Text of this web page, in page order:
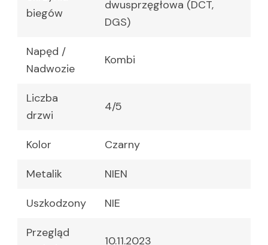
biegów
dwusprzęgłowa (DCT,
DGS)
Napęd /
Nadwozie
Kombi
Liczba
drzwi
4/5
Kolor Czarny
Metalik NIEN
Uszkodzony NIE
Przegląd
10.11.2023